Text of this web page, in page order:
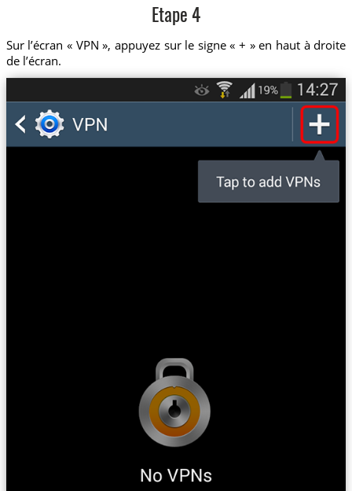
Etape 4
Sur l’écran « VPN », appuyez sur le signe « + » en haut à droite
de l’écran.